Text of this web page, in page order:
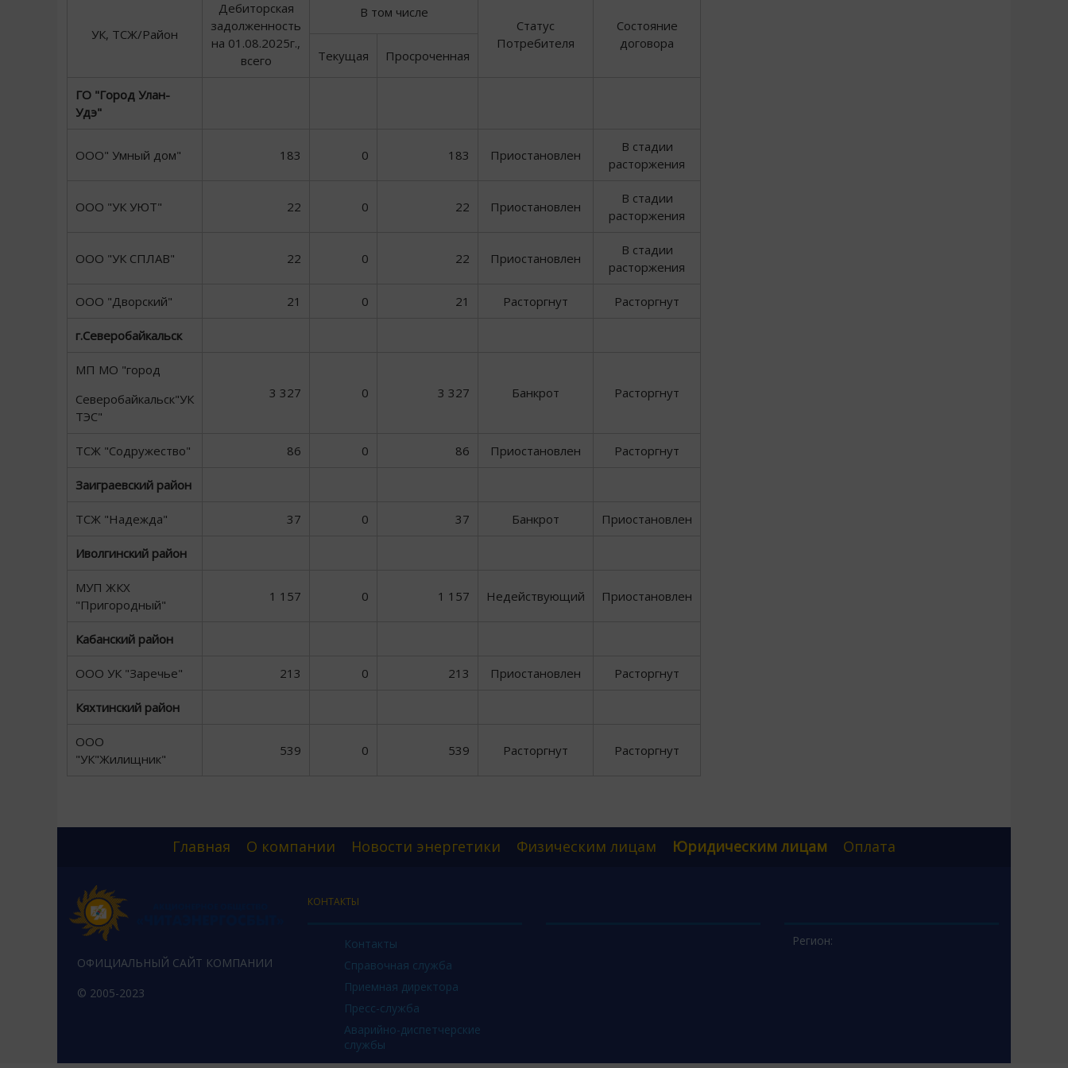
УК, ТСЖ/Район
Дебиторская
задолженность
на 01.08.2025г.,
всего
В том числе
Статус
Потребителя
Состояние
договора
Текущая
Просроченная
ГО "Город Улан-
Удэ"
ООО" Умный дом" 183 0 183 Приостановлен
В стадии
расторжения
ООО "УК УЮТ" 22 0 22 Приостановлен
В стадии
расторжения
ООО "УК СПЛАВ" 22 0 22 Приостановлен
В стадии
расторжения
ООО "Дворский" 21 0 21 Расторгнут Расторгнут
г.Северобайкальск
МП МО "город
Северобайкальск"УК
ТЭС"
3 327 0 3 327 Банкрот Расторгнут
ТСЖ "Содружество" 86 0 86 Приостановлен Расторгнут
Заиграевский район
ТСЖ "Надежда" 37 0 37 Банкрот Приостановлен
Иволгинский район
МУП ЖКХ
"Пригородный"
1 157 0 1 157 Недействующий Приостановлен
Кабанский район
ООО УК "Заречье" 213 0 213 Приостановлен Расторгнут
Кяхтинский район
ООО
"УК"Жилищник"
539 0 539 Расторгнут Расторгнут
Главная О компании Новости энергетики Физическим лицам Юридическим лицам Оплата
ОФИЦИАЛЬНЫЙ САЙТ КОМПАНИИ
© 2005-2023
КОНТАКТЫ
Контакты
Справочная служба
Приемная директора
Пресс-служба
Аварийно-диспетчерские
службы
Регион: